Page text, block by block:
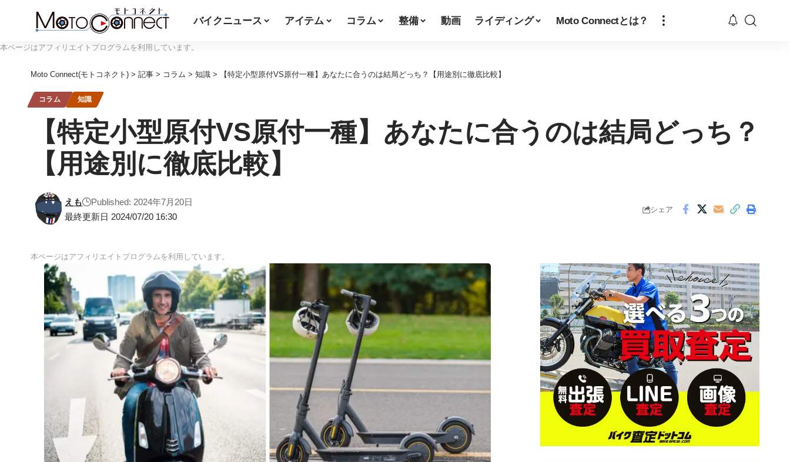
バイクニュース アイテム コラム 整備 動画 ライディング Moto Connectとは？
本ページはアフィリエイトプログラムを利用しています。
Moto Connect(モトコネクト) > 記事 > コラム > 知識 > 【特定小型原付VS原付一種】あなたに合うのは結局どっち？【用途別に徹底比較】
コラム 知識
【特定小型原付VS原付一種】あなたに合うのは結局どっち？
【用途別に徹底比較】
最終更新日 2024/07/20 16:30
えも Published: 2024年7月20日
シェア
本ページはアフィリエイトプログラムを利用しています。